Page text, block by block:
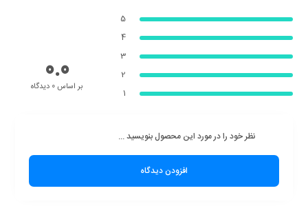
5
4
3
2
1
0.0بر اساس 0 دیدگاه
نظر خود را در مورد این محصول بنویسید ...
افزودن دیدگاه